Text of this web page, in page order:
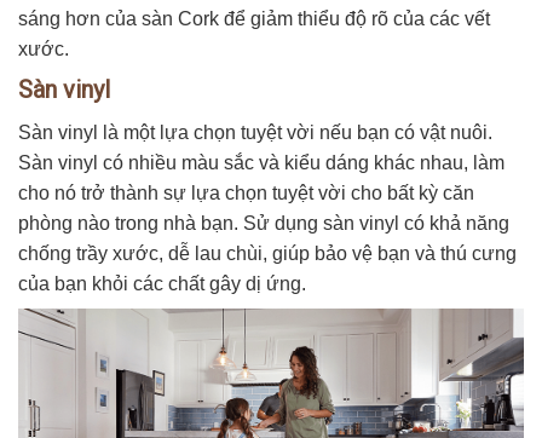
sáng hơn của sàn Cork để giảm thiểu độ rõ của các vết
xước.
Sàn vinyl
Sàn vinyl là một lựa chọn tuyệt vời nếu bạn có vật nuôi.
Sàn vinyl có nhiều màu sắc và kiểu dáng khác nhau, làm
cho nó trở thành sự lựa chọn tuyệt vời cho bất kỳ căn
phòng nào trong nhà bạn. Sử dụng sàn vinyl có khả năng
chống trầy xước, dễ lau chùi, giúp bảo vệ bạn và thú cưng
của bạn khỏi các chất gây dị ứng.